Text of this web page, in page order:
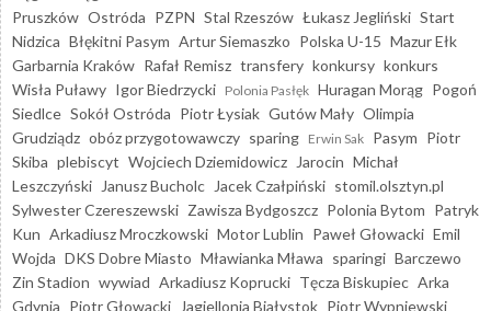
Pruszków Ostróda PZPN Stal Rzeszów Łukasz Jegliński Start
Nidzica Błękitni Pasym Artur Siemaszko Polska U-15 Mazur Ełk
Garbarnia Kraków Rafał Remisz transfery konkursy konkurs
Wisła Puławy Igor Biedrzycki Polonia Pasłęk Huragan Morąg Pogoń
Siedlce Sokół Ostróda Piotr Łysiak Gutów Mały Olimpia
Grudziądz obóz przygotowawczy sparing Erwin Sak Pasym Piotr
Skiba plebiscyt Wojciech Dziemidowicz Jarocin Michał
Leszczyński
Janusz Bucholc Jacek Czałpiński stomil.olsztyn.pl
Sylwester Czereszewski Zawisza Bydgoszcz Polonia Bytom Patryk
Kun Arkadiusz Mroczkowski Motor Lublin Paweł Głowacki Emil
Wojda DKS Dobre Miasto Mławianka Mława sparingi Barczewo
Zin Stadion wywiad Arkadiusz Koprucki Tęcza Biskupiec Arka
Gdynia Piotr Głowacki Jagiellonia Białystok Piotr Wypniewski